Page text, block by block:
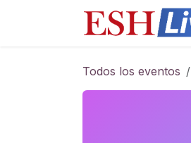
Todos los eventos